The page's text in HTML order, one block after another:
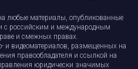
любые материалы, опубликованные
с российским и международным
и смежных правах.
и видеоматериалов, размещенных на
правообладателя и ссылкой на
юридически значимых